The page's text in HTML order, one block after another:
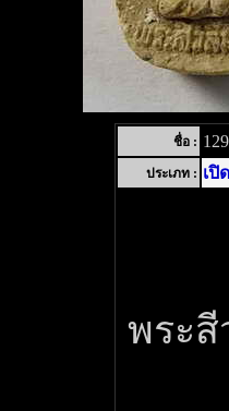
ชื่อ :
ประเภท : เปิ
พระ